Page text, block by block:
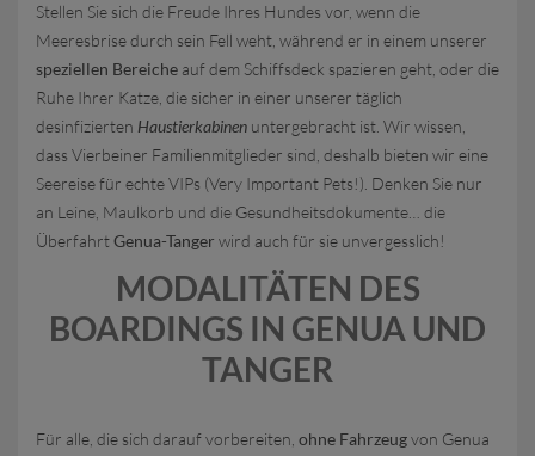
Stellen Sie sich die Freude Ihres Hundes vor, wenn die
Meeresbrise durch sein Fell weht, während er in einem unserer
speziellen Bereiche auf dem Schiffsdeck spazieren geht, oder die
Ruhe Ihrer Katze, die sicher in einer unserer täglich
desinfizierten Haustierkabinen untergebracht ist. Wir wissen,
dass Vierbeiner Familienmitglieder sind, deshalb bieten wir eine
Seereise für echte VIPs (Very Important Pets!). Denken Sie nur
an Leine, Maulkorb und die Gesundheitsdokumente… die
ÜberfahrtGenua-Tanger wird auch für sie unvergesslich!
MODALITÄTEN DES
BOARDINGS IN GENUA UND
TANGER
Für alle, die sich darauf vorbereiten, ohne Fahrzeugvon Genua